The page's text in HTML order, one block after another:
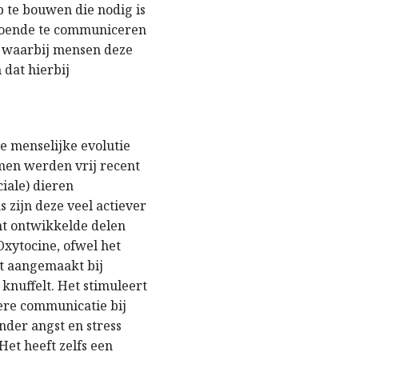
te bouwen die nodig is
te communiceren
mensen deze
dat hierbij
menselijke evolutie
werden vrij recent
dieren
zijn deze veel actiever
ontwikkelde delen
ofwel het
aangemaakt bij
knuffelt. Het stimuleert
communicatie bij
angst en stress
heeft zelfs een